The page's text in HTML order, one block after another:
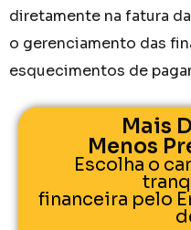
diretamente na fatura
o gerenciamento das
esquecimentos de
Mais
Menos
Escolha o
financeira pelo